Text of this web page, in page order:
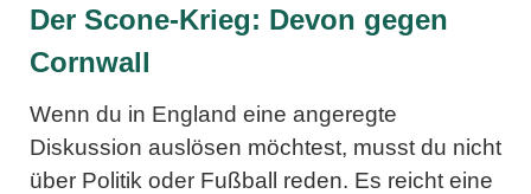
Der Scone-Krieg: Devon gegen
Cornwall
Wenn du in England eine angeregte
Diskussion auslösen möchtest, musst du nicht
über Politik oder Fußball reden. Es reicht eine